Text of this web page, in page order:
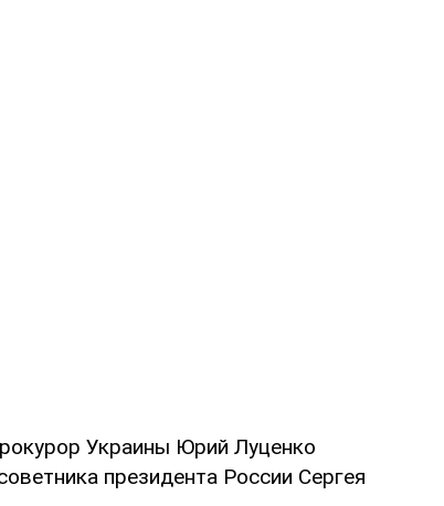
Украины Юрий Луценко
президента России Сергея